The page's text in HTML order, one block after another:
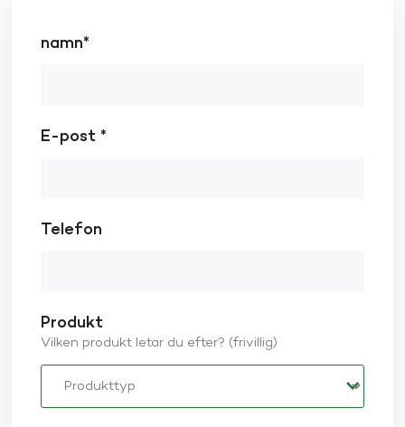
namn*
E-post *
Telefon
Produkt
Vilken produkt letar du efter? (frivillig)